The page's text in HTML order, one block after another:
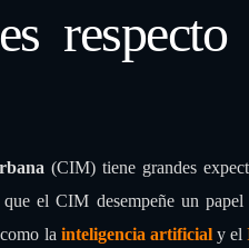
(CIM) tiene grandes
que el CIM desempeñe un